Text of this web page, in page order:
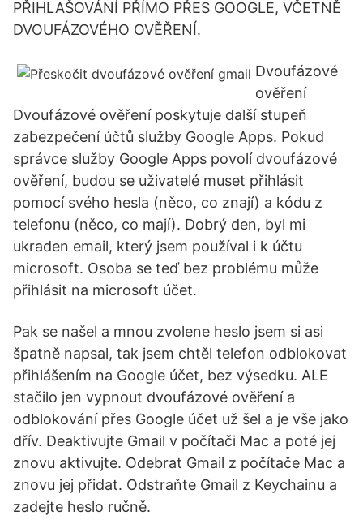
PŘIHLAŠOVÁNÍ PŘÍMO PŘES GOOGLE, VČETNĚ
DVOUFÁZOVÉHO OVĚŘENÍ.
Dvoufázové
ověření
Dvoufázové ověření poskytuje další stupeň
zabezpečení účtů služby Google Apps. Pokud
správce služby Google Apps povolí dvoufázové
ověření, budou se uživatelé muset přihlásit
pomocí svého hesla (něco, co znají) a kódu z
telefonu (něco, co mají). Dobrý den, byl mi
ukraden email, který jsem používal i k účtu
microsoft. Osoba se teď bez problému může
přihlásit na microsoft účet.
Pak se našel a mnou zvolene heslo jsem si asi
špatně napsal, tak jsem chtěl telefon odblokovat
přihlášením na Google účet, bez výsedku. ALE
stačilo jen vypnout dvoufázové ověření a
odblokování přes Google účet už šel a je vše jako
dřív. Deaktivujte Gmail v počítači Mac a poté jej
znovu aktivujte. Odebrat Gmail z počítače Mac a
znovu jej přidat. Odstraňte Gmail z Keychainu a
zadejte heslo ručně.